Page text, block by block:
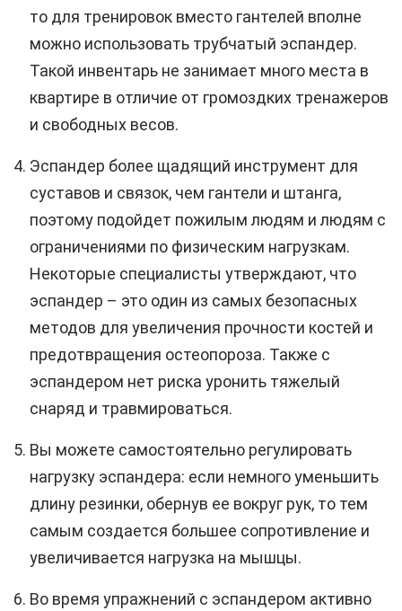
то для тренировок вместо гантелей вполне
можно использовать трубчатый эспандер.
Такой инвентарь не занимает много места в
квартире в отличие от громоздких тренажеров
и свободных весов.
Эспандер более щадящий инструмент для
суставов и связок, чем гантели и штанга,
поэтому подойдет пожилым людям и людям с
ограничениями по физическим нагрузкам.
Некоторые специалисты утверждают, что
эспандер – это один из самых безопасных
методов для увеличения прочности костей и
предотвращения остеопороза. Также с
эспандером нет риска уронить тяжелый
снаряд и травмироваться.
Вы можете самостоятельно регулировать
нагрузку эспандера: если немного уменьшить
длину резинки, обернув ее вокруг рук, то тем
самым создается большее сопротивление и
увеличивается нагрузка на мышцы.
Во время упражнений с эспандером активно